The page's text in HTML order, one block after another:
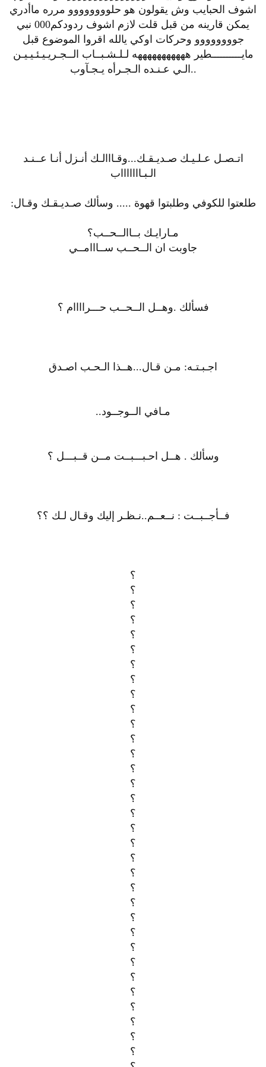
اشوف الحبايب وش يقولون هو حلوووووووو مرره ماأدري
يمكن قارينه من قبل قلت لازم اشوف ردودكم000 نبي
جوووووووو وحركات اوكي يالله اقروا الموضوع قبل
مايــــــــــطير هههههههههههه لـلـشـبــاب الــجـريـيـئـيـيـن
..الـي عـنـده الـجـرأه يـجـآوب
اتـصـل عـلـيـك صـديـقـك...وقـااالـك أنـزل أنـا عــنـد
الـبـاااااااب
طلعتوا للكوفي وطلبتوا قهوة ..... وسألك صـديـقـك وقـال:
مـارايـك بــاالــحــب؟
جاوبت ان الــحــب ســااامــي
فسألك .وهــل الــحــب حـــراااام ؟
اجـبـتـه: مـن قـال...هــذا الـحـب اصـدق
مـافي الــوجــود..
وسألك . هــل احـبـــبــت مــن قــبـــل ؟
فــأجــبــت : نــعــم..نـظـر إليك وقـال لـك ؟؟
؟
؟
؟
؟
؟
؟
؟
؟
؟
؟
؟
؟
؟
؟
؟
؟
؟
؟
؟
؟
؟
؟
؟
؟
؟
؟
؟
؟
؟
؟
؟
؟
؟